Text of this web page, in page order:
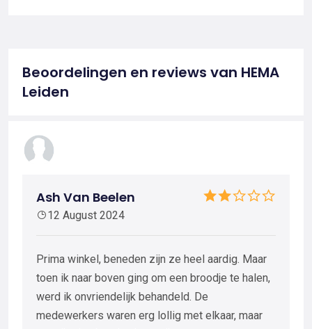
Beoordelingen en reviews van HEMA
Leiden
Ash Van Beelen
12 August 2024
Prima winkel, beneden zijn ze heel aardig. Maar
toen ik naar boven ging om een broodje te halen,
werd ik onvriendelijk behandeld. De
medewerkers waren erg lollig met elkaar, maar